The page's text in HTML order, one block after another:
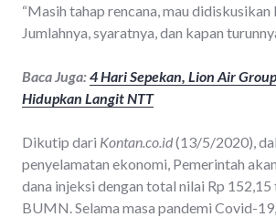
“Masih tahap rencana, mau didiskusikan
Jumlahnya, syaratnya, dan kapan
Baca Juga:4 Hari Sepekan, Lion Air
Hidupkan Langit NTT
Dikutip dari Kontan.co.id(13/5/2020),
penyelamatan ekonomi, Pemerintah
dana injeksi dengan total nilai Rp
BUMN. Selama masa pandemi Covid-